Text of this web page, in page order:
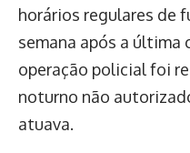
horários regulares de
semana após a última
operação policial foi
noturno não
atuava.